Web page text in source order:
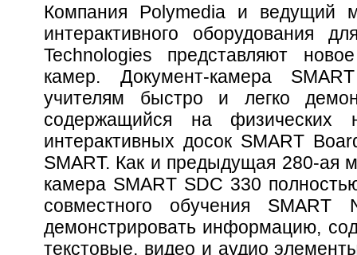
Компания Polymedia и ведущий
интерактивного оборудования
Technologies представляют
камер. Документ-камера
учителям быстро и легко
содержащийся на физических
интерактивных досок SMART
SMART. Как и предыдущая 280-ая
камера SMART SDC 330
совместного обучения SMART
демонстрировать информацию,
текстовые, видео и аудио